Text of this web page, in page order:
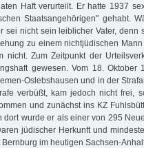
Haft verurteilt. Er hatte 1937
Staatsangehörigen" gehabt.
sei nicht sein leiblicher Vater, denn
zu einem nichtjüdischen
nicht. Zum Zeitpunkt der
gewesen. Vom 18. Oktober
Oslebshausen und in der
verbüßt, kam jedoch nicht frei,
und zunächst ins KZ
dort wurde er als einer von 295
jüdischer Herkunft und
im heutigen Sachsen-